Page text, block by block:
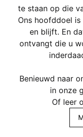
te staan op die
Ons hoofddoel
en blijft. En
ontvangt die u
Benieuwd naar
in onze
Of leer